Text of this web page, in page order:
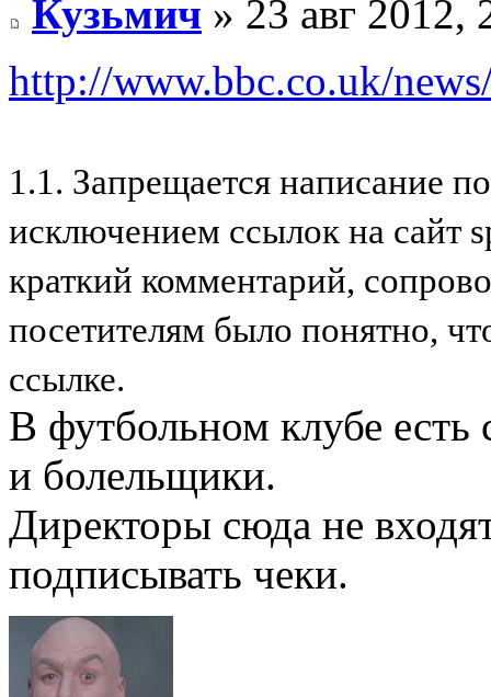
Кузьмич » 23 авг 2012,
http://www.bbc.co.uk/
1.1. Запрещается написание
исключением ссылок на сайт
краткий комментарий,
посетителям было понятно,
ссылке.
В футбольном клубе есть
и болельщики.
Директоры сюда не
подписывать чеки.